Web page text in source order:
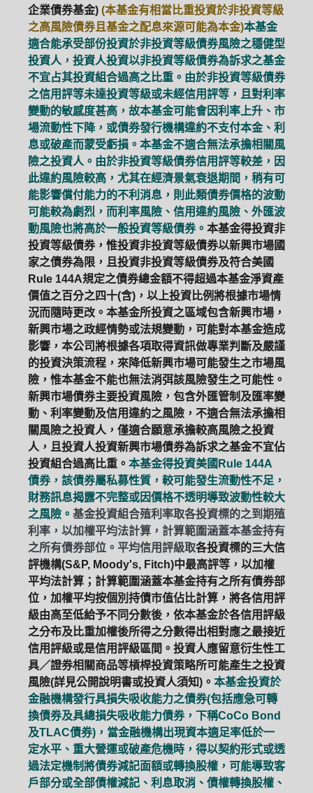
企業債券基金) (本基金有相當比重投資於非投資等級
之高風險債券且基金之配息來源可能為本金)本基金
適合能承受部份投資於非投資等級債券風險之穩健型
投資人，投資人投資以非投資等級債券為訴求之基金
不宜占其投資組合過高之比重。由於非投資等級債券
之信用評等未達投資等級或未經信用評等，且對利率
變動的敏感度甚高，故本基金可能會因利率上升、市
場流動性下降，或債券發行機構違約不支付本金、利
息或破產而蒙受虧損。本基金不適合無法承擔相關風
險之投資人。由於非投資等級債券信用評等較差，因
此違約風險較高，尤其在經濟景氣衰退期間，稍有可
能影響償付能力的不利消息，則此類債券價格的波動
可能較為劇烈，而利率風險、信用違約風險、外匯波
動風險也將高於一般投資等級債券。 本基金得投資非
投資等級債券，惟投資非投資等級債券以新興市場國
家之債券為限，且投資非投資等級債券及符合美國
Rule 144A規定之債券總金額不得超過本基金淨資產
價值之百分之四十(含)，以上投資比例將根據市場情
況而隨時更改。本基金所投資之區域包含新興市場，
新興市場之政經情勢或法規變動，可能對本基金造成
影響，本公司將根據各項取得資訊做專業判斷及嚴謹
的投資決策流程，來降低新興市場可能發生之市場風
險，惟本基金不能也無法消弭該風險發生之可能性。
新興市場債券主要投資風險，包含外匯管制及匯率變
動、利率變動及信用違約之風險，不適合無法承擔相
關風險之投資人，僅適合願意承擔較高風險之投資
人，且投資人投資新興市場債券為訴求之基金不宜佔
投資組合過高比重。 本基金得投資美國Rule 144A
債券，該債券屬私募性質，較可能發生流動性不足，
財務訊息揭露不完整或因價格不透明導致波動性較大
之風險。 基金投資組合殖利率取各投資標的之到期殖
利率，以加權平均法計算，計算範圍涵蓋本基金持有
之所有債券部位。平均信用評級取各投資標的三大信
評機構(S&P, Moody's, Fitch)中最高評等，以加權
平均法計算；計算範圍涵蓋本基金持有之所有債券部
位，加權平均按個別持債市值佔比計算，將各信用評
級由高至低給予不同分數後，依本基金於各信用評級
之分布及比重加權後所得之分數得出相對應之最接近
信用評級或是信用評級區間。投資人應留意衍生性工
具／證券相關商品等槓桿投資策略所可能產生之投資
風險(詳見公開說明書或投資人須知)。 本基金投資於
金融機構發行具損失吸收能力之債券(包括應急可轉
換債券及具總損失吸收能力債券，下稱CoCo Bond
及TLAC債券)，當金融機構出現資本適足率低於一
定水平、重大營運或破產危機時，得以契約形式或透
過法定機制將債券減記面額或轉換股權，可能導致客
戶部分或全部債權減記、利息取消、債權轉換股權、